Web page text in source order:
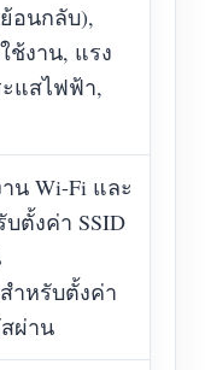
อนกลับ),
ช้งาน, แรง
แสไฟฟ้า,
น Wi-Fi และ
ตั้งค่า SSID
ำหรับตั้งค่า
ผ่าน